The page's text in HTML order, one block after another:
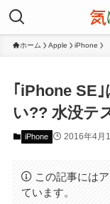
ホーム Apple iPhone
｢iPhone SE
い?? 水没テ
iPhone 2016年4月
この記事には
ています。